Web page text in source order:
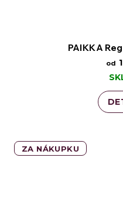
PAIKKA
od
ZA NÁKUPKU